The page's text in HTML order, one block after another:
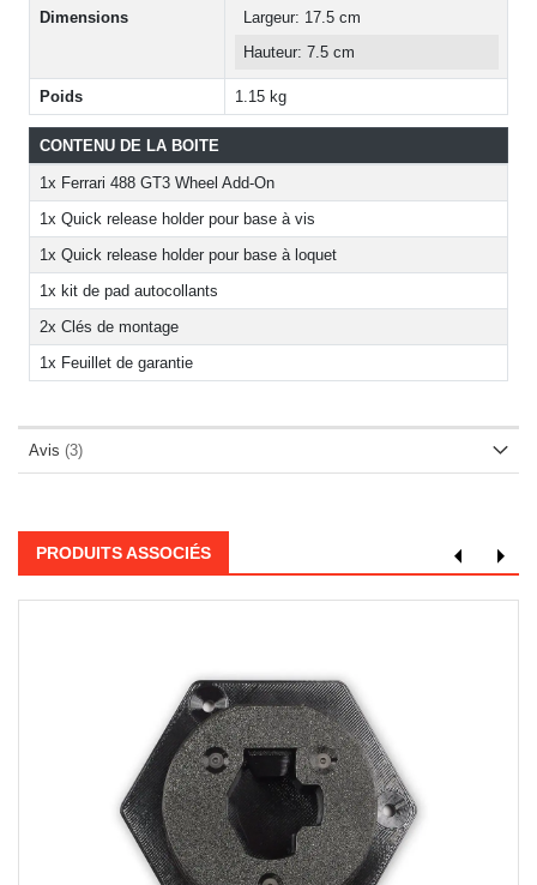
Dimensions
Largeur: 17.5 cm
Hauteur: 7.5 cm
Poids 1.15 kg
CONTENU DE LA BOITE
1x Ferrari 488 GT3 Wheel Add-On
1x Quick release holder pour base à vis
1x Quick release holder pour base à loquet
1x kit de pad autocollants
2x Clés de montage
1x Feuillet de garantie
Avis 3
PRODUITS ASSOCIÉS